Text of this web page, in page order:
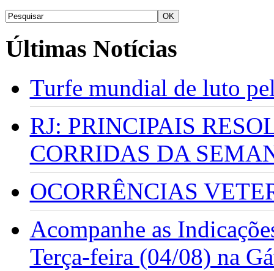
Últimas Notícias
Turfe mundial de luto
RJ: PRINCIPAIS
CORRIDAS DA
OCORRÊNCIAS
Acompanhe as
Terça-feira (04/08) na